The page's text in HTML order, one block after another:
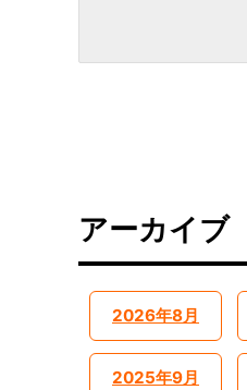
アーカイブ
2026年8月
2025年9月